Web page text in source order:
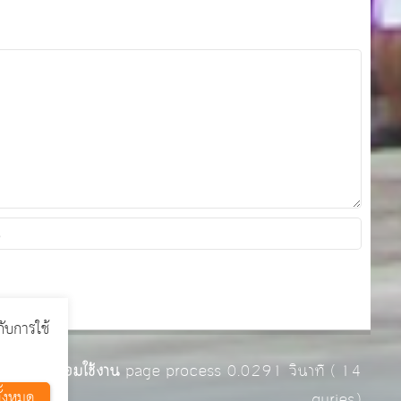
รียน พร้อมใช้งาน page process 0.0291 วินาที ( 14
การใช้